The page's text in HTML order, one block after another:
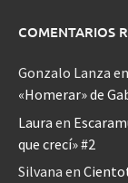
COMENTARIOS
Gonzalo Lanza en
«Homerar» de
Laura en
que crecí» #2
Silvana en